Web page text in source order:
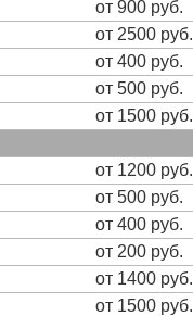
от 900 руб.
от 2500 руб.
от 400 руб.
от 500 руб.
от 1500 руб.
от 1200 руб.
от 500 руб.
от 400 руб.
от 200 руб.
от 1400 руб.
от 1500 руб.